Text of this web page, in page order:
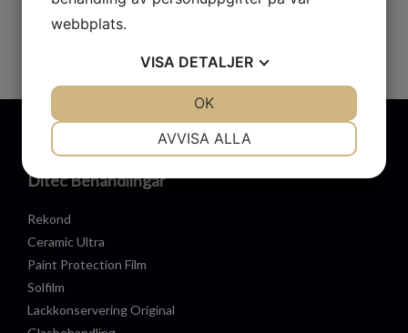
Ditec Behandlingar
Rekond
Ceramic Ultra
Paint Protection Film
Solfilm
Lackkonservering Original
webbplats.
VISA DETALJER
AVVISA ALLA
OK